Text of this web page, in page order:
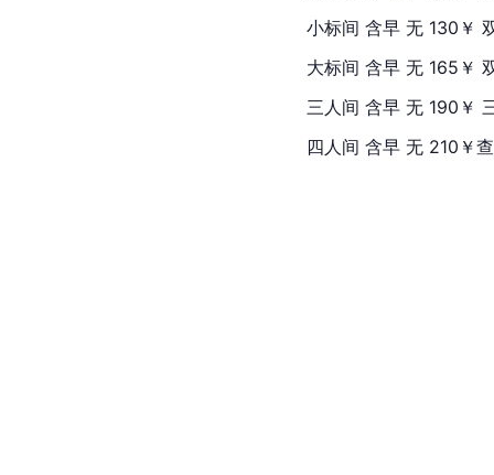
小标间 含早 无 130￥
大标间 含早 无 165￥
三人间 含早 无 190￥
四人间 含早 无 210￥